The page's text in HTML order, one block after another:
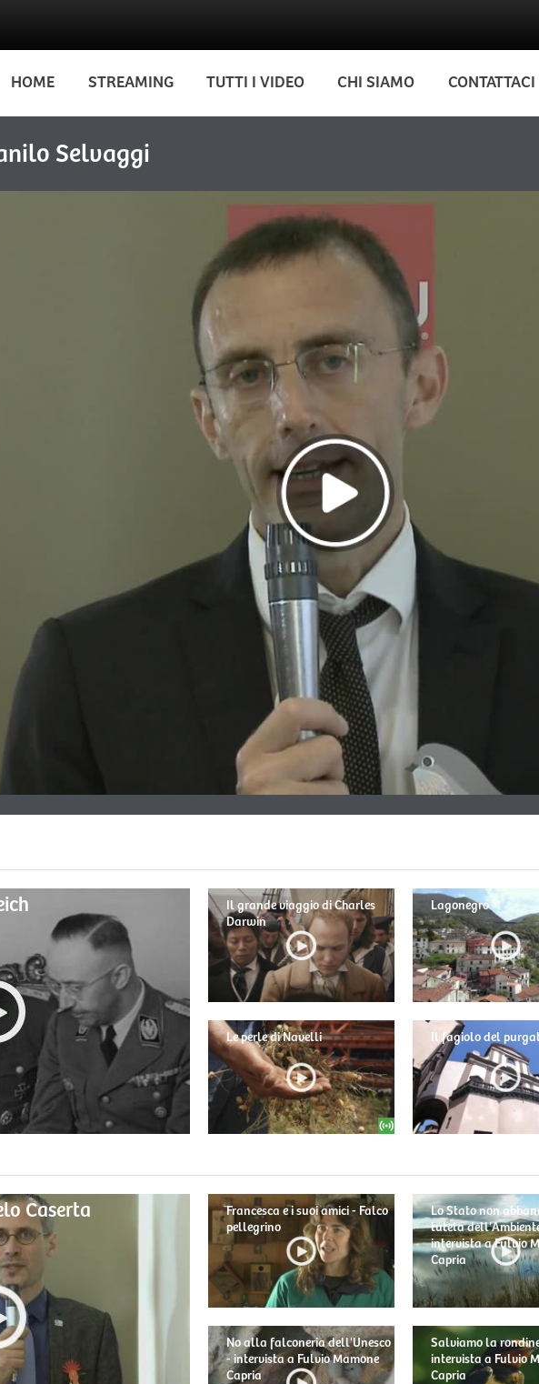
HOME STREAMING TUTTI I VIDEO CHI SIAMO CONTATTACI
Selvaggi
Il grande viaggio di Charles
Darwin
Le perle di Navelli
Lagonegro
Il fagiolo del
Caserta
Francesca e i suoi amici - Falco
pellegrino
No alla falconeria dell'Unesco
- intervista a Fulvio Mamone
Capria
Lo Stato non
tutela
intervista a Fulvio
Capria
Salviamo la
intervista a Fulvio
Capria